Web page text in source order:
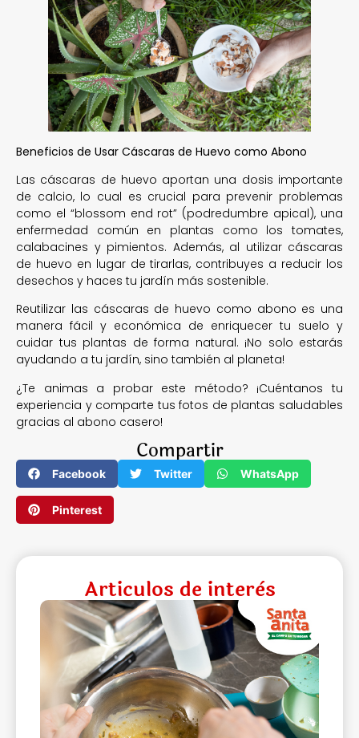
Beneficios de Usar Cáscaras de Huevo como Abono
Las cáscaras de huevo aportan una dosis importante
de calcio, lo cual es crucial para prevenir problemas
como el “blossom end rot” (podredumbre apical), una
enfermedad común en plantas como los tomates,
calabacines y pimientos. Además, al utilizar cáscaras
de huevo en lugar de tirarlas, contribuyes a reducir los
desechos y haces tu jardín más sostenible.
Reutilizar las cáscaras de huevo como abono es una
manera fácil y económica de enriquecer tu suelo y
cuidar tus plantas de forma natural. ¡No solo estarás
ayudando a tu jardín, sino también al planeta!
¿Te animas a probar este método? ¡Cuéntanos tu
experiencia y comparte tus fotos de plantas saludables
gracias al abono casero!
Compartir
Facebook Twitter WhatsApp
Pinterest
Articulos de interès